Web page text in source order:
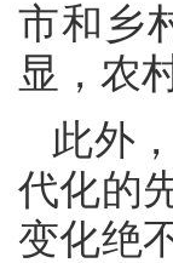
市和乡
显，农
此外
代化的
变化绝